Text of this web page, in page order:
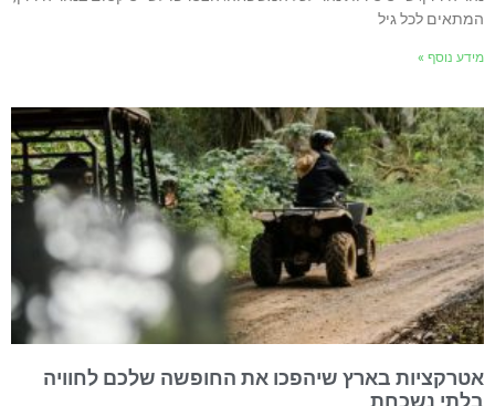
המתאים לכל גיל
מידע נוסף »
אטרקציות בארץ שיהפכו את החופשה שלכם לחוויה
בלתי נשכחת